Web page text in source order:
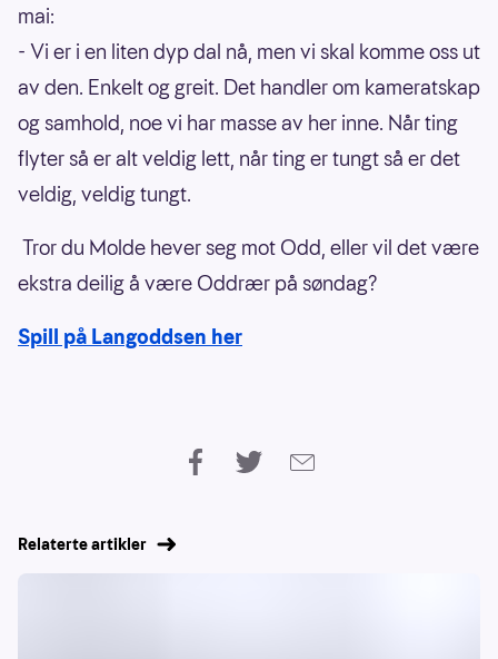
mai:
- Vi er i en liten dyp dal nå, men vi skal komme oss ut
av den. Enkelt og greit. Det handler om kameratskap
og samhold, noe vi har masse av her inne. Når ting
flyter så er alt veldig lett, når ting er tungt så er det
veldig, veldig tungt.
Tror du Molde hever seg mot Odd, eller vil det være
ekstra deilig å være Oddrær på søndag?
Spill på Langoddsen her
Relaterte artikler